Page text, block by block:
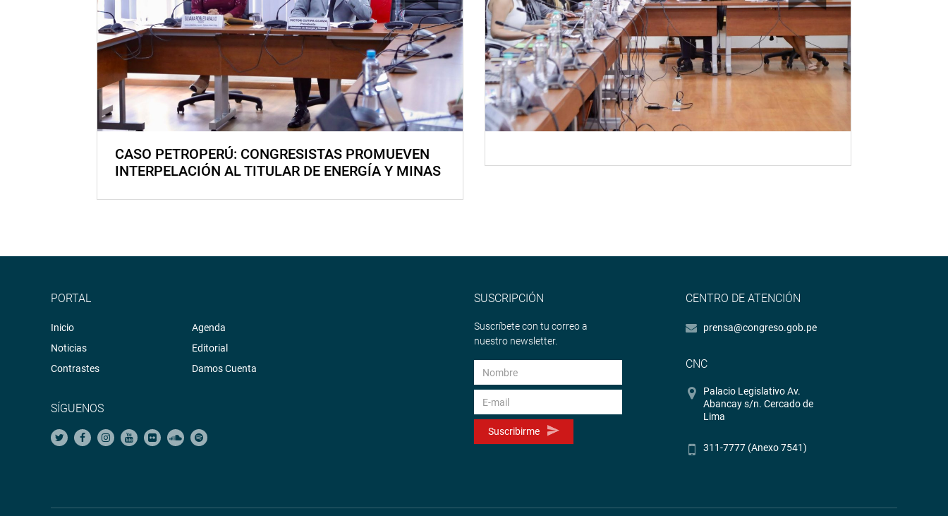
CASO PETROPERÚ: CONGRESISTAS PROMUEVEN
INTERPELACIÓN AL TITULAR DE ENERGÍA Y MINAS
PORTAL
Inicio
Noticias
Contrastes
Agenda
Editorial
Damos Cuenta
SÍGUENOS
SUSCRIPCIÓN
Suscríbete con tu correo a
nuestro newsletter.
Suscribirme
CENTRO DE ATENCIÓN
prensa@congreso.gob.pe
CNC
Palacio Legislativo Av.
Abancay s/n. Cercado de
Lima
311-7777 (Anexo 7541)